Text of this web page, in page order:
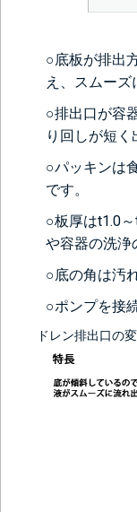
＞＞詳しくはこちらから
○底板が排出
え、スムーズ
○排出口が容
り回しが短く
○パッキンは
です。
○板厚はt1.0
や容器の洗浄
○底の角は汚
○ポンプを接
ドレン排出口の